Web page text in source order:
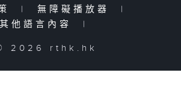
| 無障礙播放器
|
其他語言內容
|
2026 rthk.hk